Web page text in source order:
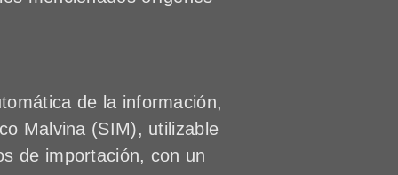
de la información,
Malvina (SIM), utilizable
de importación, con un